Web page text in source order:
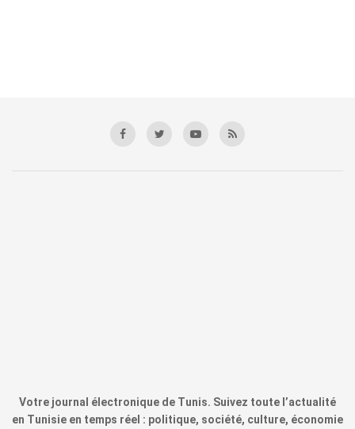
Votre journal électronique de Tunis. Suivez toute l’actualité
en Tunisie en temps réel : politique, société, culture, économie